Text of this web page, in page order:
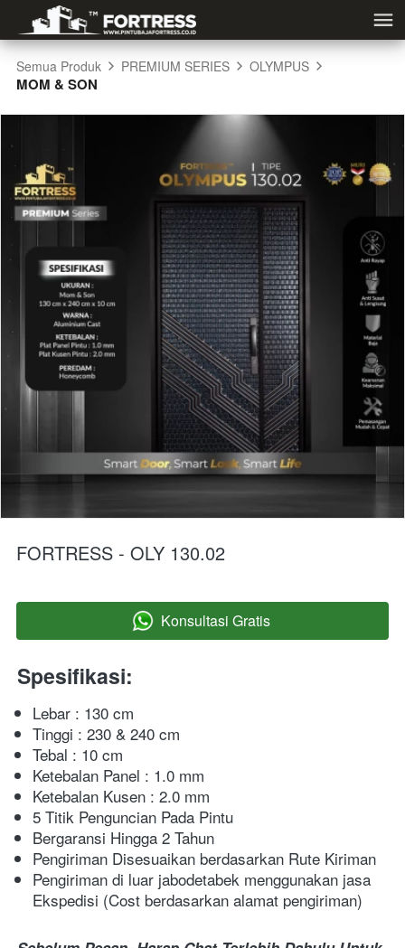
Semua Produk PREMIUM SERIES OLYMPUS
MOM & SON
FORTRESS - OLY 130.02
` Konsultasi Gratis
Spesifikasi:
Lebar : 130 cm
Tinggi : 230 & 240 cm
Tebal : 10 cm
Ketebalan Panel : 1.0 mm
Ketebalan Kusen : 2.0 mm
5 Titik Penguncian Pada Pintu
Bergaransi Hingga 2 Tahun
Pengiriman Disesuaikan berdasarkan Rute Kiriman
Pengiriman di luar jabodetabek menggunakan jasa
Ekspedisi (Cost berdasarkan alamat pengiriman)